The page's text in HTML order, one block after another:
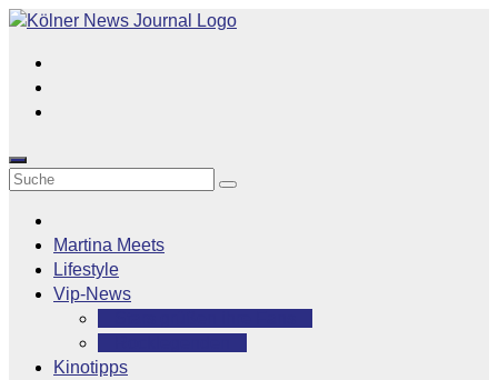
Zum
springen
Martina Meets
Lifestyle
Vip-News
Kinotipps